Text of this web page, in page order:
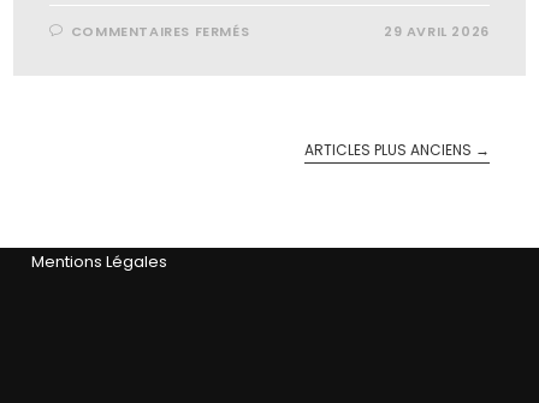
COMMENTAIRES FERMÉS 29 AVRIL 2026
ARTICLES PLUS ANCIENS →
Mentions Légales